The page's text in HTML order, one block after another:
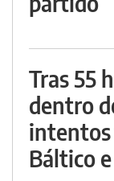
Tras 55
dentro
intentos
Báltico